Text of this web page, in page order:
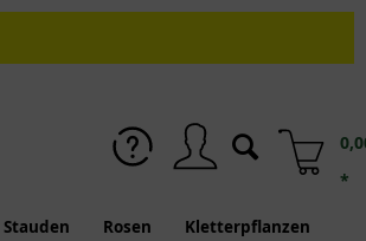
*
Stauden Rosen Kletterpflanzen